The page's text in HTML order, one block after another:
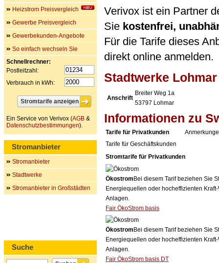
Verivox ist ein Partner
Sie kostenfrei,
Für die Tarife dieses
direkt online anmelden.
Stadtwerke
Anschrift
Breiter Weg 1a
53797 Lohmar
Informationen zu
Tarife für Privatkunden
Tarife für Geschäftskunden
Stromtarife für Privatkunden
Ökostrom Bei diesem Tarif beziehen Sie
Energiequellen oder hocheffizienten
Anlagen.
Fair ÖkoStrom basis
Ökostrom Bei diesem Tarif beziehen Sie
Energiequellen oder hocheffizienten
Anlagen.
Fair ÖkoStrom basis DT
Heizstrom Preisvergleich
Gewerbe Preisvergleich
Gewerbekunden-Angebote
So einfach wechseln Sie
Schnellrechner:
Postleitzahl:
Verbrauch in kWh:
Ein Service von Verivox (AGB &
Datenschutzbestimmungen).
Stromanbieter
Stromanbieter
Stadtwerke
Stromanbieter in Großstädten
Suche